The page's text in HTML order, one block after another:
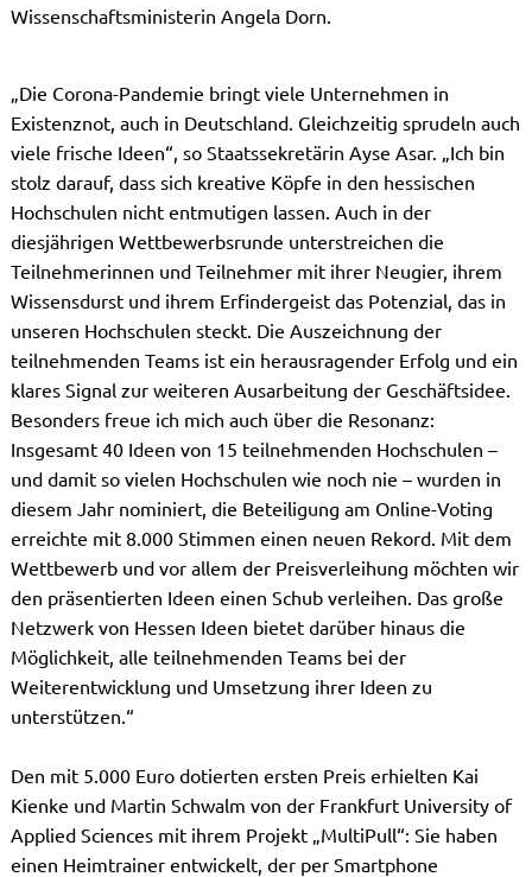
Wissenschaftsministerin Angela Dorn.
„Die Corona-Pandemie bringt viele Unternehmen in
Existenznot, auch in Deutschland. Gleichzeitig sprudeln auch
viele frische Ideen“, so Staatssekretärin Ayse Asar. „Ich bin
stolz darauf, dass sich kreative Köpfe in den hessischen
Hochschulen nicht entmutigen lassen. Auch in der
diesjährigen Wettbewerbsrunde unterstreichen die
Teilnehmerinnen und Teilnehmer mit ihrer Neugier, ihrem
Wissensdurst und ihrem Erfindergeist das Potenzial, das in
unseren Hochschulen steckt. Die Auszeichnung der
teilnehmenden Teams ist ein herausragender Erfolg und ein
klares Signal zur weiteren Ausarbeitung der Geschäftsidee.
Besonders freue ich mich auch über die Resonanz:
Insgesamt 40 Ideen von 15 teilnehmenden Hochschulen –
und damit so vielen Hochschulen wie noch nie – wurden in
diesem Jahr nominiert, die Beteiligung am Online-Voting
erreichte mit 8.000 Stimmen einen neuen Rekord. Mit dem
Wettbewerb und vor allem der Preisverleihung möchten wir
den präsentierten Ideen einen Schub verleihen. Das große
Netzwerk von Hessen Ideen bietet darüber hinaus die
Möglichkeit, alle teilnehmenden Teams bei der
Weiterentwicklung und Umsetzung ihrer Ideen zu
unterstützen.“
Den mit 5.000 Euro dotierten ersten Preis erhielten Kai
Kienke und Martin Schwalm von der Frankfurt University of
Applied Sciences mit ihrem Projekt „MultiPull“: Sie haben
einen Heimtrainer entwickelt, der per Smartphone